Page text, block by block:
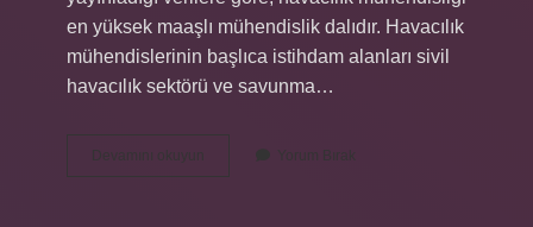
en yüksek maaşlı mühendislik dalıdır. Havacılık
mühendislerinin başlıca istihdam alanları sivil
havacılık sektörü ve savunma…
Devamını okuyun
Çok
Yorum Bırak